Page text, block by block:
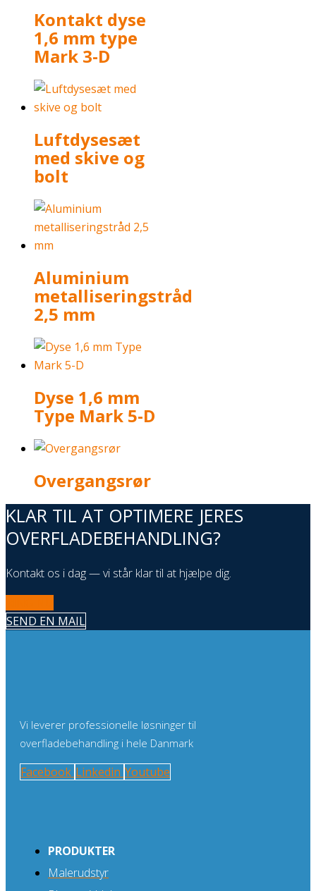
Kontakt dyse
1,6 mm type
Mark 3-D
Luftdysesæt
med skive og
bolt
Aluminium
metalliseringstråd
2,5 mm
Dyse 1,6 mm
Type Mark 5-D
Overgangsrør
KLAR TIL AT OPTIMERE JERES
OVERFLADEBEHANDLING?
Kontakt os i dag — vi står klar til at hjælpe dig.
SEND EN MAIL
Vi leverer professionelle løsninger til
overfladebehandling i hele Danmark
Facebook Linkedin Youtube
PRODUKTER
Malerudstyr